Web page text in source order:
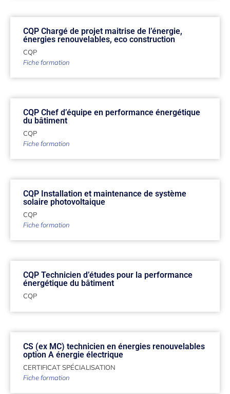
CQP Chargé de projet maitrise de l’énergie,
énergies renouvelables, eco construction
CQP
Fiche formation
CQP Chef d’équipe en performance énergétique
du bâtiment
CQP
Fiche formation
CQP Installation et maintenance de système
solaire photovoltaique
CQP
Fiche formation
CQP Technicien d’études pour la performance
énergétique du bâtiment
CQP
CS (ex MC) technicien en énergies renouvelables
option A énergie électrique
CERTIFICAT SPÉCIALISATION
Fiche formation